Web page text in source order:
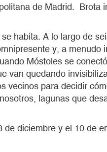
de Madrid. Brota
habita. A lo largo de
y, a menudo
Móstoles se
van quedando
vecinos para decidir
lagunas que
diciembre y el 10 de